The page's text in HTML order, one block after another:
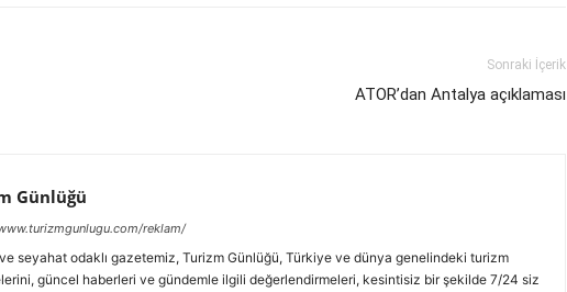
Sonraki İçerik
ATOR’dan Antalya açıklaması
Günlüğü
reklam/
seyahat odaklı gazetemiz, Turizm Günlüğü, Türkiye ve dünya genelindeki turizm
güncel haberleri ve gündemle ilgili değerlendirmeleri, kesintisiz bir şekilde 7/24 siz